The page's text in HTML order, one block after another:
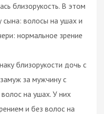
близорукость. В этом
сына: волосы на ушах и
нормальное зрение
близорукости дочь с
за мужчину с
на ушах. У них
и без волос на